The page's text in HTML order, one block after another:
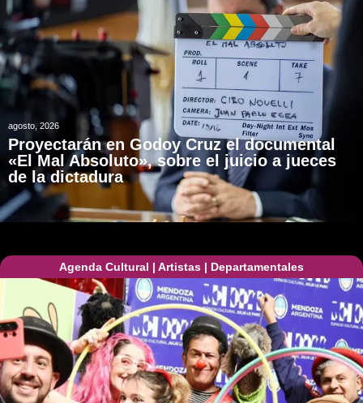
agosto, 2026
Proyectarán en Godoy Cruz el documental
«El Mal Absoluto», sobre el juicio a jueces
de la dictadura
Agenda Cultural | Artistas | Departamentales